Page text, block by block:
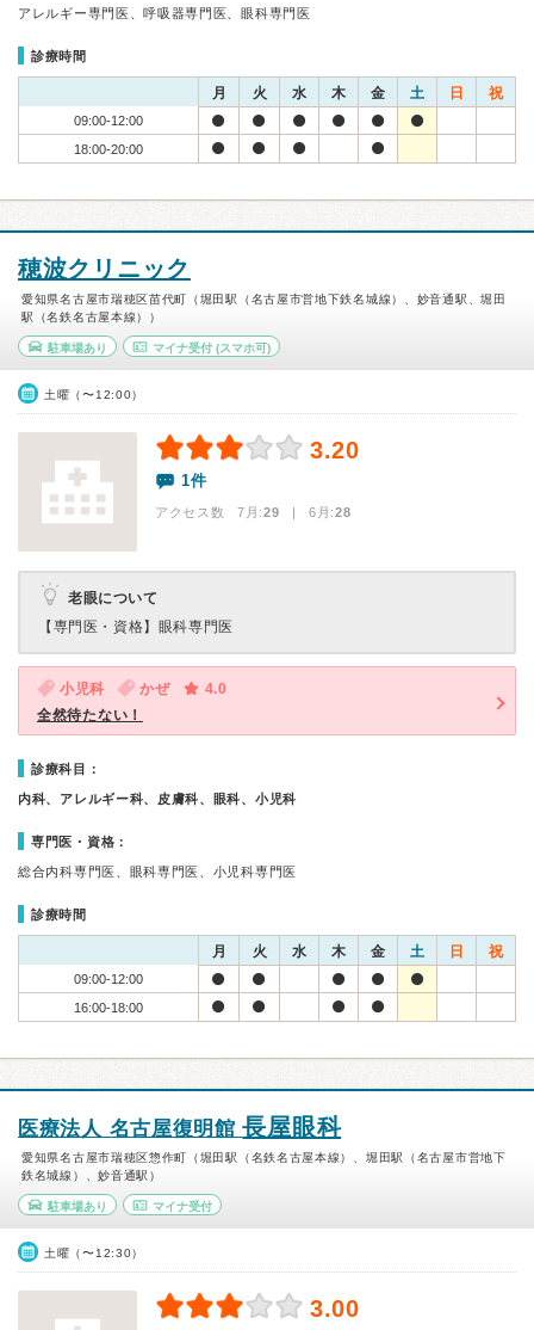
アレルギー専門医、呼吸器専門医、眼科専門医
診療時間
月 火 水 木 金 土 日 祝
09:00-12:00
18:00-20:00
穂波クリニック
愛知県名古屋市瑞穂区苗代町（堀田駅（名古屋市営地下鉄名城線）、妙音通駅、堀田
駅（名鉄名古屋本線））
駐車場あり マイナ受付(スマホ可)
土曜（〜12:00）
3.20
1件
アクセス数 7月:29 | 6月:28
老眼について
【専門医・資格】 眼科専門医
小児科 かぜ
4.0
全然待たない！
診療科目：
内科、アレルギー科、皮膚科、眼科、小児科
専門医・資格：
総合内科専門医、眼科専門医、小児科専門医
診療時間
月 火 水 木 金 土 日 祝
09:00-12:00
16:00-18:00
医療法人 名古屋復明館長屋眼科
愛知県名古屋市瑞穂区惣作町（堀田駅（名鉄名古屋本線）、堀田駅（名古屋市営地下
鉄名城線）、妙音通駅）
駐車場あり マイナ受付
土曜（〜12:30）
3.00